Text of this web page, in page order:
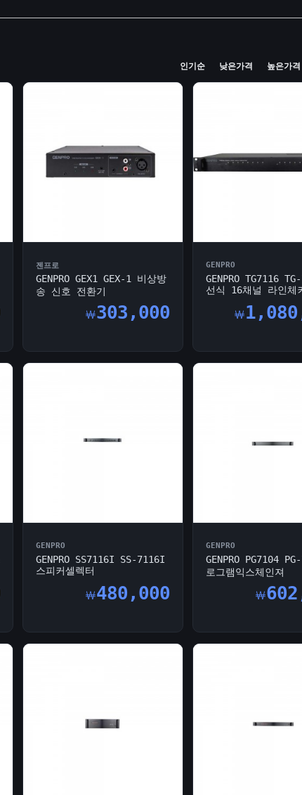
인기순 낮은가격 높은가격
젠프로
GENPRO GEX1 GEX-1 비상방
송 신호 전환기
￦303,000
GENPRO
GENPRO TG7116
선식 16채널 라인체
￦
GENPRO
GENPRO SS7116I SS-7116I
스피커셀렉터
￦480,000
GENPRO
GENPRO PG7104
로그램익스체인져
￦